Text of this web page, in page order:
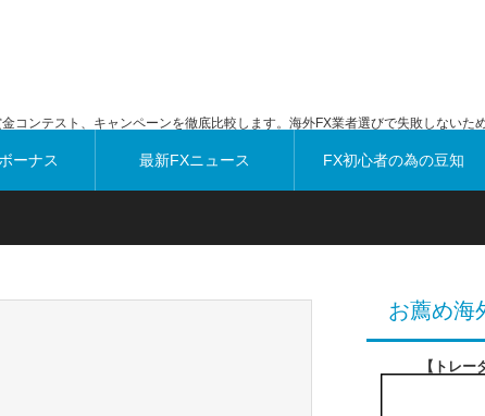
ンテスト、キャンペーンを徹底比較します。海外FX業者選びで失敗しないた
ーナス 最新FXニュース FX初心者の為の豆知
お薦め海
【トレー